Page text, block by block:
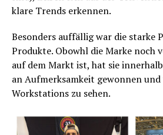
klare Trends erkennen.
Besonders auffällig war die starke
Produkte. Obowhl die Marke noch
auf dem Markt ist, hat sie
an Aufmerksamkeit gewonnen
Workstations zu sehen.